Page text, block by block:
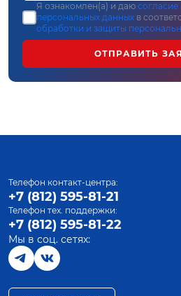
Я ознакомлен(а) и даю
персональных данных в
обработки и защиты
ОТПРАВИТЬ
Телефон контакт-центра:
+7 (812) 595-81-21
Телефон тех. поддержки:
+7 (812) 595-81-22
Мы в соц. сетях: